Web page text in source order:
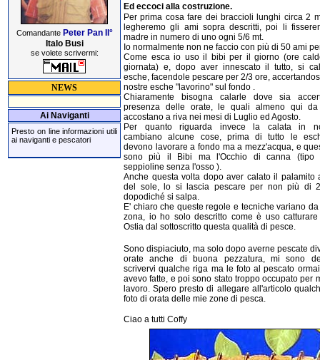
Comandante Peter Pan II°
Italo Busi
se volete scrivermi:
NEWS
Ai Naviganti
Presto on line informazioni utili
ai naviganti e pescatori
Ed eccoci alla costruzione.
Per prima cosa fare dei braccioli lunghi circa 2
legheremo gli ami sopra descritti, poi li
madre in numero di uno ogni 5/6 mt.
Io normalmente non ne faccio con più di 50 ami
Come esca io uso il bibi per il giorno (ore
giornata) e, dopo aver innescato il tutto, si
esche, facendole pescare per 2/3 ore,
nostre esche "lavorino" sul fondo .
Chiaramente bisogna calarle dove sia
presenza delle orate, le quali almeno qui
accostano a riva nei mesi di Luglio ed Agosto.
Per quanto riguarda invece la calata in
cambiano alcune cose, prima di tutto le
devono lavorare a fondo ma a mezz'acqua, e
sono più il Bibi ma l'Occhio di canna (tipo
seppioline senza l'osso ).
Anche questa volta dopo aver calato il palamito
del sole, lo si lascia pescare per non più di
dopodiché si salpa.
E' chiaro che queste regole e tecniche variano
zona, io ho solo descritto come è uso
Ostia dal sottoscritto questa qualità di pesce.
Sono dispiaciuto, ma solo dopo averne pescate
orate anche di buona pezzatura, mi sono
scrivervi qualche riga ma le foto al pescato
avevo fatte, e poi sono stato troppo occupato per
lavoro. Spero presto di allegare all'articolo
foto di orata delle mie zone di pesca.
Ciao a tutti Coffy